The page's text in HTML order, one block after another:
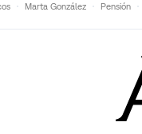
Marta González Pensión